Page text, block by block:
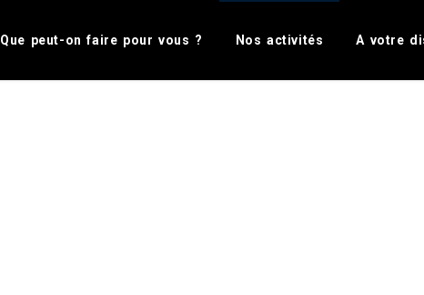
Que peut-on faire pour vous ? Nos activités A votre